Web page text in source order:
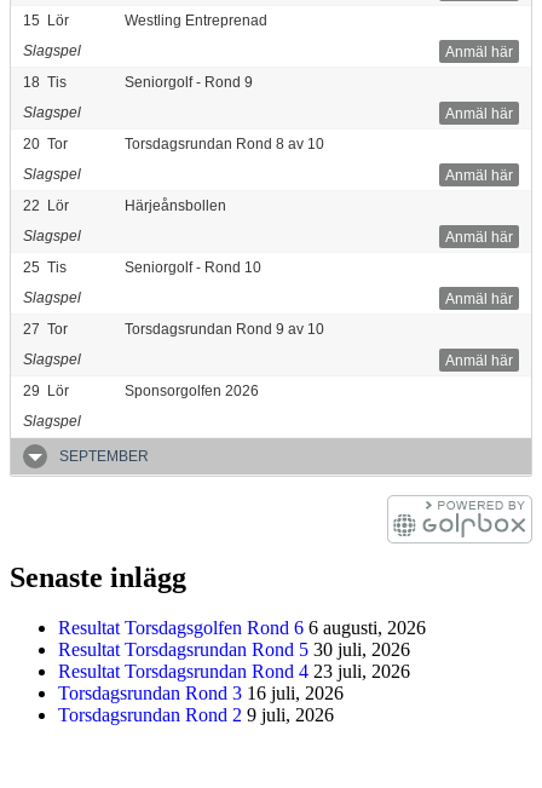
15 Lör
Westling Entreprenad
Anmäl här
Slagspel
18 Tis
Seniorgolf - Rond 9
Anmäl här
Slagspel
20 Tor
Torsdagsrundan Rond 8 av 10
Anmäl här
Slagspel
22 Lör
Härjeånsbollen
Anmäl här
Slagspel
25 Tis
Seniorgolf - Rond 10
Anmäl här
Slagspel
27 Tor
Torsdagsrundan Rond 9 av 10
Anmäl här
Slagspel
29 Lör
Sponsorgolfen 2026
Slagspel
SEPTEMBER
Senaste inlägg
Resultat Torsdagsgolfen Rond 6 6 augusti, 2026
Resultat Torsdagsrundan Rond 5 30 juli, 2026
Resultat Torsdagsrundan Rond 4 23 juli, 2026
Torsdagsrundan Rond 3 16 juli, 2026
Torsdagsrundan Rond 2 9 juli, 2026